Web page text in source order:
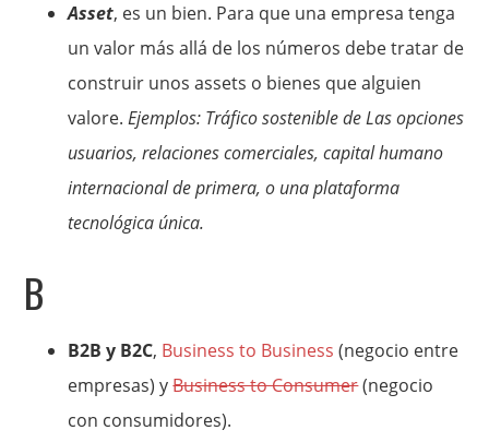
Asset, es un bien. Para que una empresa tenga
un valor más allá de los números debe tratar de
construir unos assets o bienes que alguien
valore.Ejemplos: Tráfico sostenible de Las opciones
usuarios, relaciones comerciales, capital humano
internacional de primera, o una plataforma
tecnológica única.
B
B2B y B2C, Business to Business (negocio entre
empresas) yBusiness to Consumer(negocio
con consumidores).